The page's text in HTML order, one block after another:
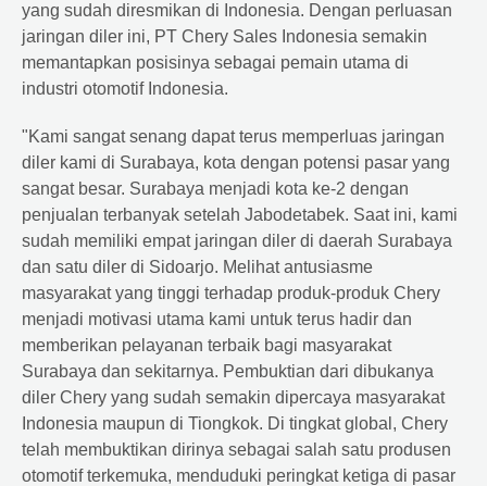
yang sudah diresmikan di Indonesia. Dengan perluasan
jaringan diler ini, PT Chery Sales Indonesia semakin
memantapkan posisinya sebagai pemain utama di
industri otomotif Indonesia.
"Kami sangat senang dapat terus memperluas jaringan
diler kami di Surabaya, kota dengan potensi pasar yang
sangat besar. Surabaya menjadi kota ke-2 dengan
penjualan terbanyak setelah Jabodetabek. Saat ini, kami
sudah memiliki empat jaringan diler di daerah Surabaya
dan satu diler di Sidoarjo. Melihat antusiasme
masyarakat yang tinggi terhadap produk-produk Chery
menjadi motivasi utama kami untuk terus hadir dan
memberikan pelayanan terbaik bagi masyarakat
Surabaya dan sekitarnya. Pembuktian dari dibukanya
diler Chery yang sudah semakin dipercaya masyarakat
Indonesia maupun di Tiongkok. Di tingkat global, Chery
telah membuktikan dirinya sebagai salah satu produsen
otomotif terkemuka, menduduki peringkat ketiga di pasar